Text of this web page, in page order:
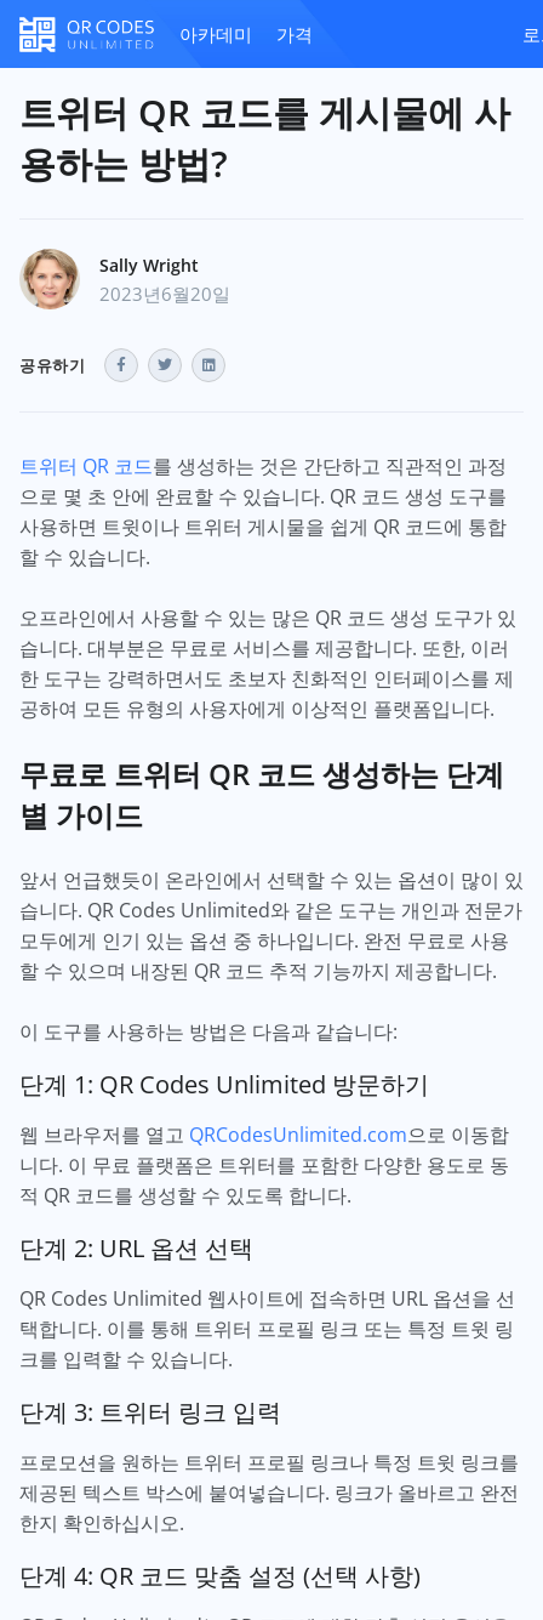
아카데미 가격
트위터 QR 코드를 게시물에 사
용하는 방법?
Sally Wright
2023년6월20일
공유하기
트위터 QR 코드를 생성하는 것은 간단하고 직관적인 과정
으로 몇 초 안에 완료할 수 있습니다. QR 코드 생성 도구를
사용하면 트윗이나 트위터 게시물을 쉽게 QR 코드에 통합
할 수 있습니다.
오프라인에서 사용할 수 있는 많은 QR 코드 생성 도구가 있
습니다. 대부분은 무료로 서비스를 제공합니다. 또한, 이러
한 도구는 강력하면서도 초보자 친화적인 인터페이스를 제
공하여 모든 유형의 사용자에게 이상적인 플랫폼입니다.
무료로 트위터 QR 코드 생성하는 단계
별 가이드
앞서 언급했듯이 온라인에서 선택할 수 있는 옵션이 많이 있
습니다. QR Codes Unlimited와 같은 도구는 개인과 전문가
모두에게 인기 있는 옵션 중 하나입니다. 완전 무료로 사용
할 수 있으며 내장된 QR 코드 추적 기능까지 제공합니다.
이 도구를 사용하는 방법은 다음과 같습니다:
단계 1: QR Codes Unlimited 방문하기
웹 브라우저를 열고 QRCodesUnlimited.com으로 이동합
니다. 이 무료 플랫폼은 트위터를 포함한 다양한 용도로 동
적 QR 코드를 생성할 수 있도록 합니다.
단계 2: URL 옵션 선택
QR Codes Unlimited 웹사이트에 접속하면 URL 옵션을 선
택합니다. 이를 통해 트위터 프로필 링크 또는 특정 트윗 링
크를 입력할 수 있습니다.
단계 3: 트위터 링크 입력
프로모션을 원하는 트위터 프로필 링크나 특정 트윗 링크를
제공된 텍스트 박스에 붙여넣습니다. 링크가 올바르고 완전
한지 확인하십시오.
단계 4: QR 코드 맞춤 설정 (선택 사항)